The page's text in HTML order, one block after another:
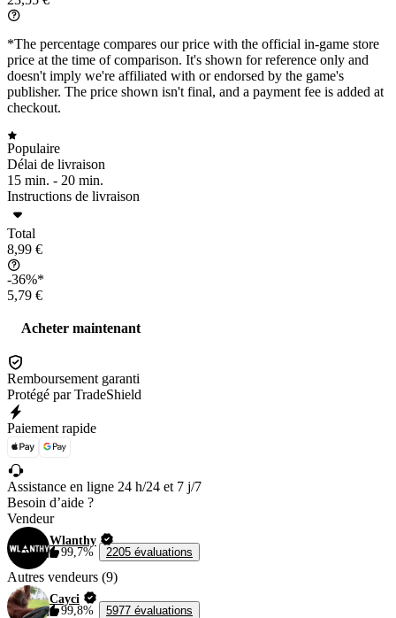
*The percentage compares our price with the official in-game store
price at the time of comparison. It's shown for reference only and
doesn't imply we're affiliated with or endorsed by the game's
publisher. The price shown isn't final, and a payment fee is added at
checkout.
Populaire
Délai de livraison
15 min. - 20 min.
Instructions de livraison
Total
8,99 €
-36%*
5,79 €
Acheter maintenant
Remboursement garanti
Protégé par TradeShield
Paiement rapide
Assistance en ligne 24 h/24 et 7 j/7
Besoin d’aide ?
Vendeur
Wlanthy
99,7%
2205 évaluations
Autres vendeurs (9)
Cayci
99,8%
5977 évaluations